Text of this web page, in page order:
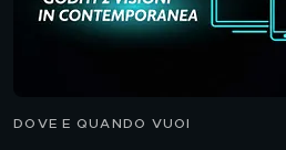
DOVE E QUANDO VUOI